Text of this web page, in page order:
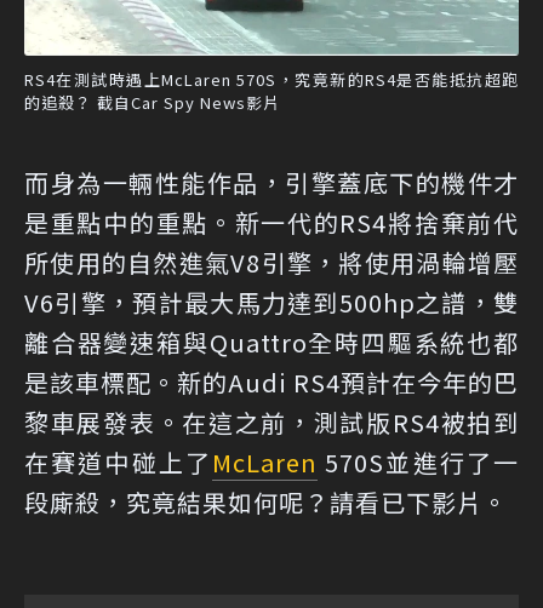
RS4在測試時遇上McLaren 570S，究竟新的RS4是否能抵抗超跑
的追殺？ 截自Car Spy News影片
而身為一輛性能作品，引擎蓋底下的機件才
是重點中的重點。新一代的RS4將捨棄前代
所使用的自然進氣V8引擎，將使用渦輪增壓
V6引擎，預計最大馬力達到500hp之譜，雙
離合器變速箱與Quattro全時四驅系統也都
是該車標配。新的Audi RS4預計在今年的巴
黎車展發表。在這之前，測試版RS4被拍到
在賽道中碰上了 McLaren 570S並進行了一
段廝殺，究竟結果如何呢？請看已下影片。